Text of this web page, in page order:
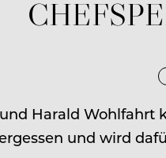
Harald
und wird